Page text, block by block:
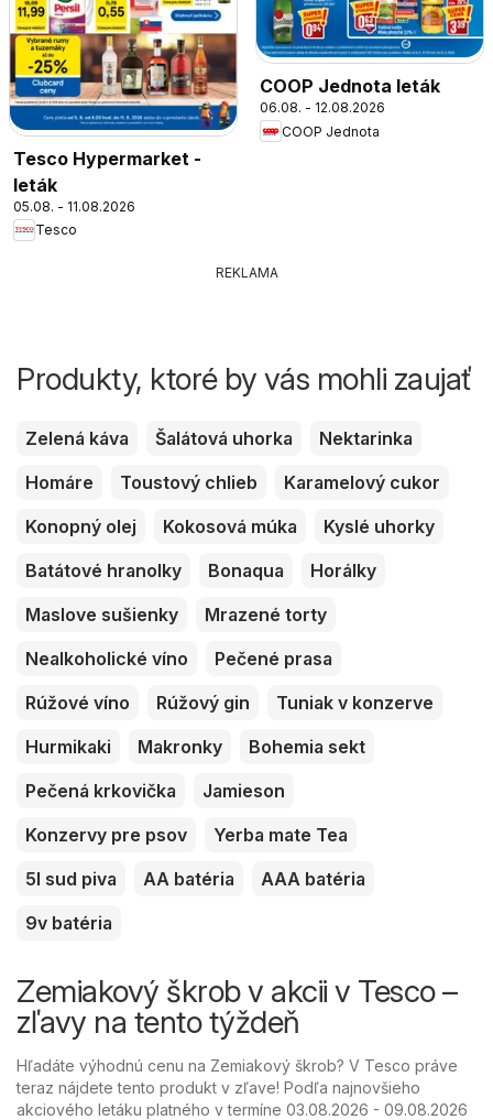
Tesco Hypermarket -
leták
05.08. - 11.08.2026
Tesco
COOP Jednota leták
06.08. - 12.08.2026
COOP Jednota
REKLAMA
Produkty, ktoré by vás mohli zaujať
Zelená káva Šalátová uhorka
Nektarinka
Homáre
Toustový chlieb
Karamelový cukor
Konopný olej
Kokosová múka
Kyslé uhorky
Batátové hranolky
Bonaqua
Horálky
Maslove sušienky
Mrazené torty
Nealkoholické víno
Pečené prasa
Rúžové víno
Rúžový gin
Tuniak v konzerve
Hurmikaki
Makronky
Bohemia sekt
Pečená krkovička
Jamieson
Konzervy pre psov
Yerba mate Tea
5l sud piva
AA batéria
AAA batéria
9v batéria
Zemiakový škrob v akcii v Tesco –
zľavy na tento týždeň
Hľadáte výhodnú cenu na Zemiakový škrob? V Tesco práve
teraz nájdete tento produkt v zľave! Podľa najnovšieho
akciového letáku platného v termíne 03.08.2026 - 09.08.2026